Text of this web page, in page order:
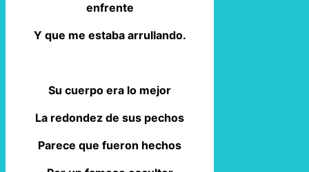
enfrente
Y que me estaba arrullando.
Su cuerpo era lo mejor
La redondez de sus pechos
Parece que fueron hechos